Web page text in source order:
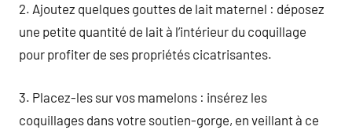
2. Ajoutez quelques gouttes de lait maternel : déposez
une petite quantité de lait à l’intérieur du coquillage
pour profiter de ses propriétés cicatrisantes.
3. Placez-les sur vos mamelons : insérez les
coquillages dans votre soutien-gorge, en veillant à ce